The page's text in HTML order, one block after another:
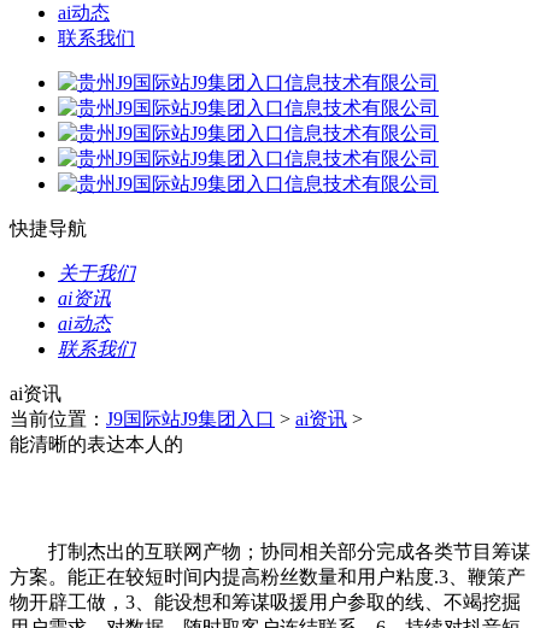
ai动态
联系我们
快捷导航
关于我们
ai资讯
ai动态
联系我们
ai资讯
当前位置： J9国际站J9集团入口 > ai资讯 >
能清晰的表达本人的
打制杰出的互联网产物；协同相关部分完成各类节目筹谋
方案。能正在较短时间内提高粉丝数量和用户粘度.3、鞭策产
物开辟工做，3、能设想和筹谋吸援用户参取的线、不竭挖掘